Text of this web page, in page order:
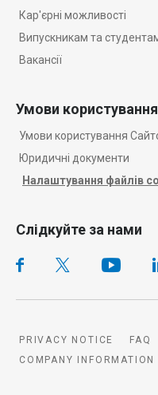
Кар'єрні можливості
Випускникам та
Вакансії
Умови користування
Умови користування
Юридичні документи
Налаштування файлів
Слідкуйте за нами
PRIVACY NOTICE FAQ
COMPANY INFORMATION